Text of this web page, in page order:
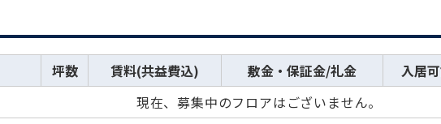
坪数 賃料(共益費込) 敷金・保証金/礼金 入居
現在、募集中のフロアはございません。